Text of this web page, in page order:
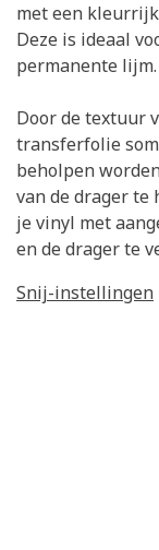
met een
Deze is ideaal
permanente lijm.
Door de textuur
transferfolie
beholpen
van de drager te
je vinyl met
en de drager te
Snij-instellingen